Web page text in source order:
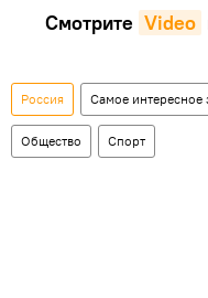
Смотрите Video
Россия Самое интересное
Общество Спорт